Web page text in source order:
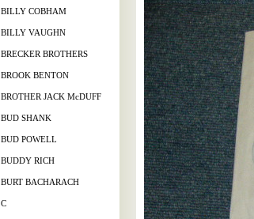
BILLY COBHAM
BILLY VAUGHN
BRECKER BROTHERS
BROOK BENTON
BROTHER JACK McDUFF
BUD SHANK
BUD POWELL
BUDDY RICH
BURT BACHARACH
C